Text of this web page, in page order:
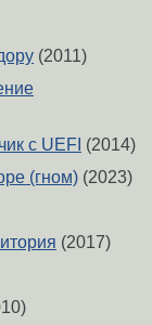
(2011)
с UEFI (2014)
(гном) (2023)
(2017)